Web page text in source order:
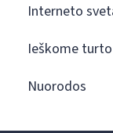
Interneto
Ieškome
Nuorodos